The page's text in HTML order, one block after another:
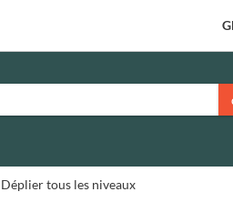
Dépliertous les niveaux